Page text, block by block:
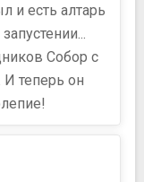
и есть алтарь
Собор с
теперь он